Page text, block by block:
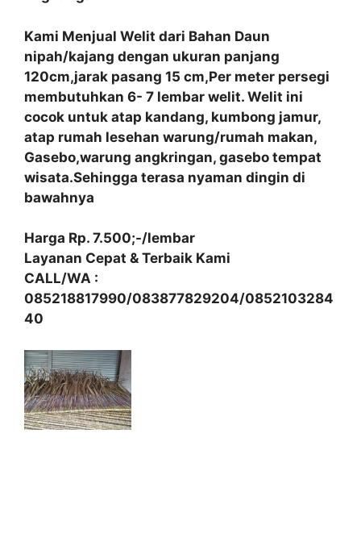
Kami Menjual Welit dari Bahan Daun
nipah/kajang dengan ukuran panjang
120cm,jarak pasang 15 cm,Per meter persegi
membutuhkan 6- 7 lembar welit. Welit ini
cocok untuk atap kandang, kumbong jamur,
atap rumah lesehan warung/rumah makan,
Gasebo,warung angkringan, gasebo tempat
wisata.Sehingga terasa nyaman dingin di
bawahnya
Harga Rp. 7.500;-/lembar
Layanan Cepat & Terbaik Kami
CALL/WA :
085218817990/083877829204/0852103284
40